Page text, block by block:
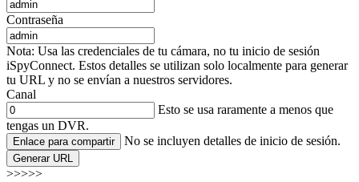
Contraseña
Nota: Usa las credenciales de tu cámara, no tu inicio de sesión
iSpyConnect. Estos detalles se utilizan solo localmente para generar
tu URL y no se envían a nuestros servidores.
Canal
Esto se usa raramente a menos que
tengas un DVR.
Enlace para compartir No se incluyen detalles de inicio de sesión.
Generar URL
>>>>>